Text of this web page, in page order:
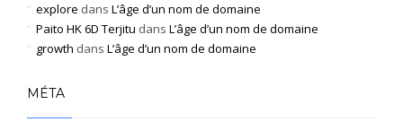
explore dans L’âge d’un nom de domaine
Paito HK 6D Terjitu dans L’âge d’un nom de domaine
growth dans L’âge d’un nom de domaine
MÉTA